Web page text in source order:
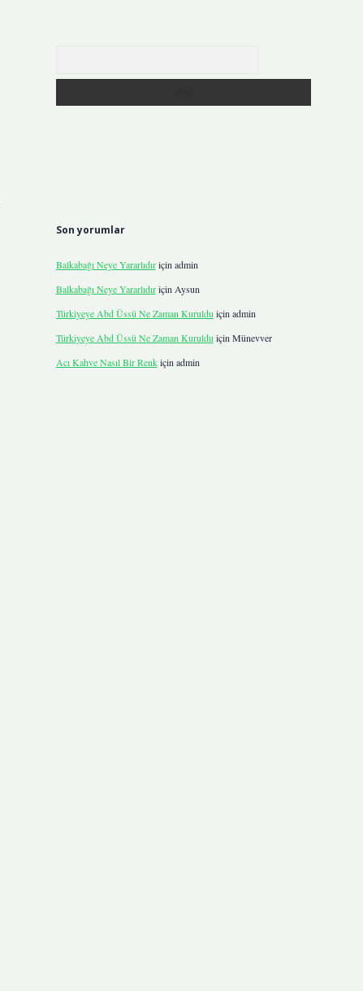
Son yorumlar
Balkabağı Neye Yararlıdıriçin admin
Balkabağı Neye Yararlıdıriçin Aysun
Türkiyeye Abd Üssü Ne Zaman Kuruldu için admin
Türkiyeye Abd Üssü Ne Zaman Kuruldu için Münevver
Acı Kahve Nasıl Bir Renkiçin admin